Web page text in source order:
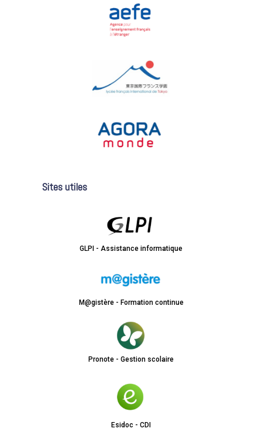
Sites utiles
GLPI - Assistance informatique
M@gistère - Formation continue
Pronote - Gestion scolaire
Esidoc - CDI